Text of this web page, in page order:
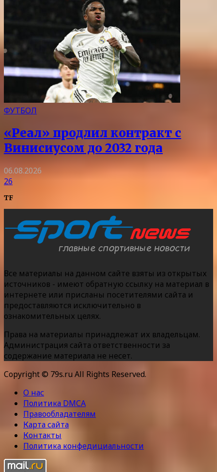
ФУТБОЛ
«Реал» продлил контракт с
Винисиусом до 2032 года
06.08.2026
26
TF
Все материалы на данном сайте взяты из открытых
источников - имеют обратную ссылку на материал в
интернете или присланы посетителями сайта и
предоставляются исключительно в
ознакомительных целях.
Права на материалы принадлежат их владельцам.
Администрация сайта ответственности за
содержание материала не несет.
Copyright © 79s.ru All Rights Reserved.
О нас
Политика DMCA
Правообладателям
Карта сайта
Контакты
Политика конфедициальности